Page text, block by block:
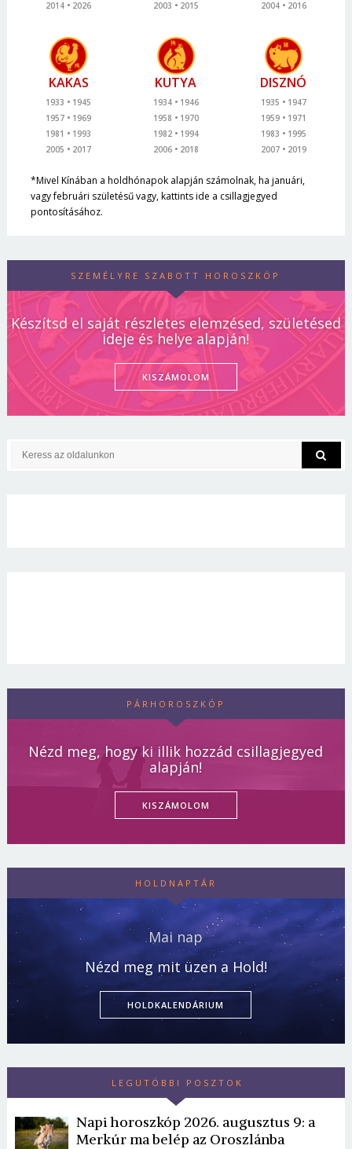
2014 2026 2003 2015 2004 2016
KAKAS
1933
1945
1957
1969
1981
1993
2005
2017
KUTYA
1934
1946
1958
1970
1982
1994
2006
2018
DISZNÓ
1935
1947
1959
1971
1983
1995
2007
2019
*Mivel Kínában a holdhónapok alapján számolnak, ha januári,
vagy februári születésű vagy, kattints ide a csillagjegyed
pontosításához.
SZEMÉLYRE SZABOTT HOROSZKÓP
Készítsd el saját részletes elemzésed, születésed
ideje és helye alapján!
KISZÁMOLOM
PÁRHOROSZKÓP
Nézd meg, hogy ki illik hozzád csillagjegyed
alapján!
KISZÁMOLOM
HOLDNAPTÁR
Mai nap
Nézd meg mit üzen a Hold!
HOLDKALENDÁRIUM
LEGUTÓBBI POSZTOK
Napi horoszkóp 2026. augusztus 9: a
Merkúr ma belép az Oroszlánba